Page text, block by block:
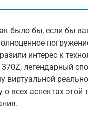
было бы, если бы
интерес к
легендарный
всех аспектах